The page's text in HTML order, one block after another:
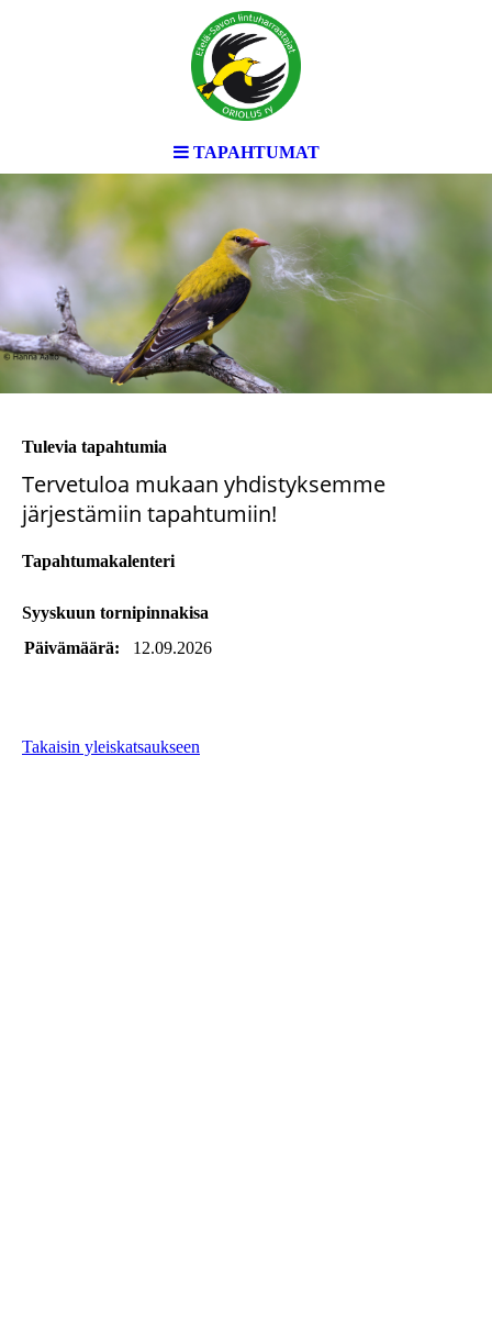
TAPAHTUMAT
Tulevia tapahtumia
Tervetuloa mukaan yhdistyksemme
järjestämiin tapahtumiin!
Tapahtumakalenteri
Syyskuun tornipinnakisa
Päivämäärä:
12.09.2026
Takaisin yleiskatsaukseen